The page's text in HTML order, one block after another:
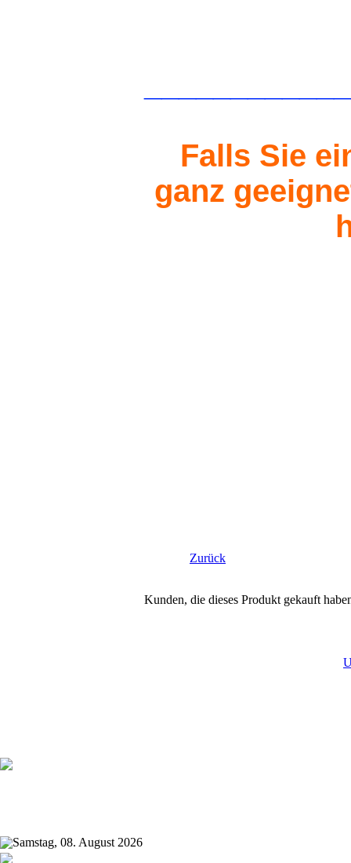
Falls Sie
ganz
Zurück
Kunden, die dieses Produkt gekauft
Samstag, 08. August 2026